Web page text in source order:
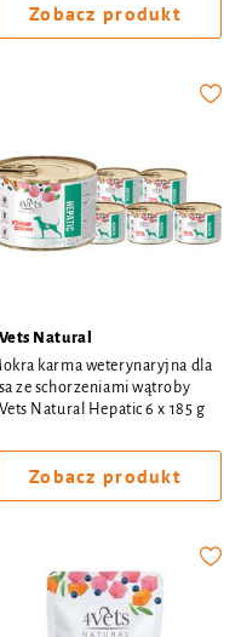
Zobacz produkt
Natural
karma weterynaryjna dla
ze schorzeniami wątroby
Natural Hepatic 6 x 185 g
Zobacz produkt